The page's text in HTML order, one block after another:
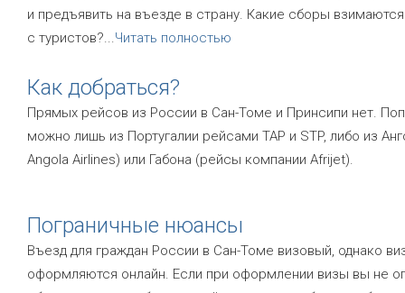
и предъявить на въезде в страну. Какие сборы взимаются
с туристов?...Читать полностью
Как добраться?
Прямых рейсов из России в Сан-Томе и Принсипи нет.
можно лишь из Португалии рейсами TAP и STP, либо из
Angola Airlines) или Габона (рейсы компании Afrijet).
Пограничные нюансы
Въезд для граждан России в Сан-Томе визовый, однако
оформляются онлайн. Если при оформлении визы вы не